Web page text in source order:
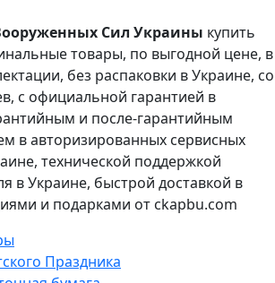
Сил Украины купить
товары, по выгодной цене, в
без распаковки в Украине, со
с официальной гарантией в
и после-гарантийным
в авторизированных сервисных
технической поддержкой
в Украине, быстрой доставкой в
и подарками от ckapbu.com
Праздника